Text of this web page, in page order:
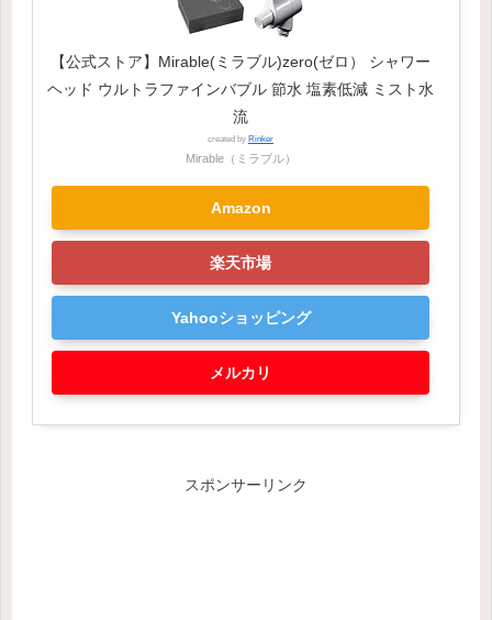
【公式ストア】Mirable(ミラブル)zero(ゼロ） シャワー
ヘッド ウルトラファインバブル 節水 塩素低減 ミスト水
流
created by Rinker
Mirable（ミラブル）
Amazon
楽天市場
Yahooショッピング
メルカリ
スポンサーリンク